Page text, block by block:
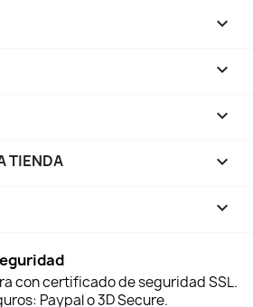



TIENDA keyboard_arrow_down

con certificado de seguridad SSL.
Paypal o 3D Secure.